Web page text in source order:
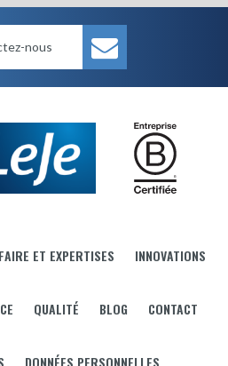
nous
ET EXPERTISES INNOVATIONS
QUALITÉ BLOG CONTACT
DONNÉES PERSONNELLES